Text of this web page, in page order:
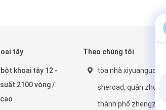
tây
khoai tây 12 -
2100 vòng /
Theo chúng tôi
tòa nhà xiyuanguoji,
sheroad, quận
thành phố zhengzhou,